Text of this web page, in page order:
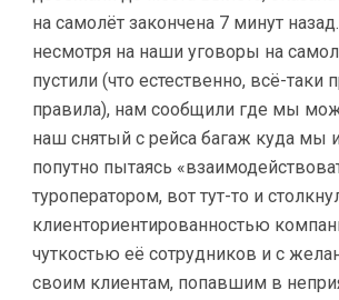
на самолёт закончена 7 минут
несмотря на наши уговоры на
пустили (что естественно, всё-таки
правила), нам сообщили где мы
наш снятый с рейса багаж куда мы
попутно пытаясь
туроператором, вот тут-то и
клиенториентированностью
чуткостью её сотрудников и с
своим клиентам, попавшим в